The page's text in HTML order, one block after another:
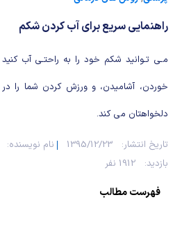
راهنمایی سریع برای آب کردن شکم
خوردن، آشامیدن، و ورزش کردن شما را
دلخواهتان می کند.
تاریخ انتشار: 1395/12/23 نام نویسنده:
بازدید:
1912 نفر
فهرست مطالب
صلاح های شیمیایی
بمب های شیمیایی
شیمی عمومی
روانپزشکی
گیاهان دارویی